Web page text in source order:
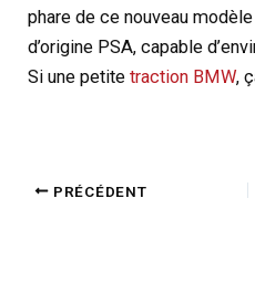
phare de ce nouveau
d’origine PSA, capable
Si une petitetraction BMW,
PRÉCÉDENT